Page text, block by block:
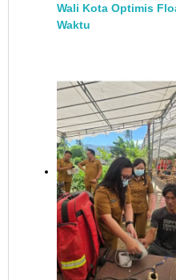
Wali Kota Optimis
Waktu